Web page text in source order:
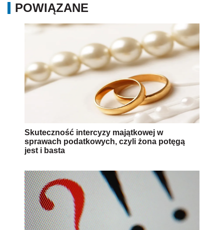
POWIĄZANE
Skuteczność intercyzy majątkowej w
sprawach podatkowych, czyli żona potęgą
jest i basta